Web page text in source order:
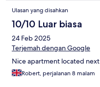
Ulasan yang disahkan
10/10 Luar biasa
24 Feb 2025
Terjemah dengan Google
Nice apartment located
Robert, perjalanan 8 malam